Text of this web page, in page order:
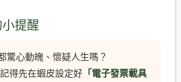
提醒
驚心動魄、懷疑人生嗎？
得先在蝦皮設定好「電子發票載具